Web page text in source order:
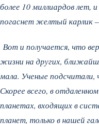
более 10 миллиардов лет,
погаснет желтый карлик
Вот и получается, что
жизни на других,
мала. Ученые подсчитали,
Скорее всего, в
планетах, входящих в
планет, только в нашей